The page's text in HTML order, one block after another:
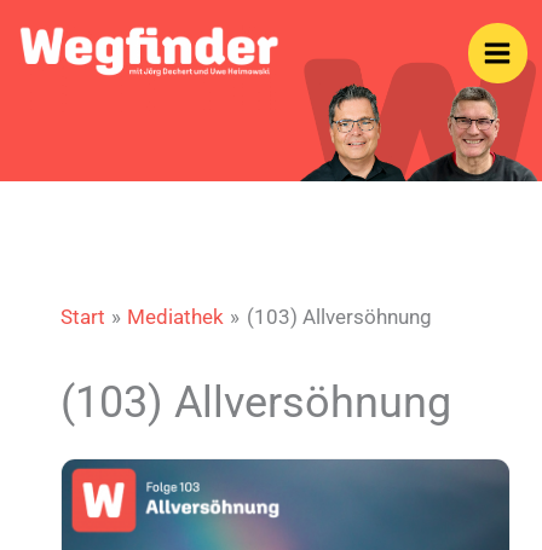
Inhalt
Start Mediathek (103) Allversöhnung
(103) Allversöhnung